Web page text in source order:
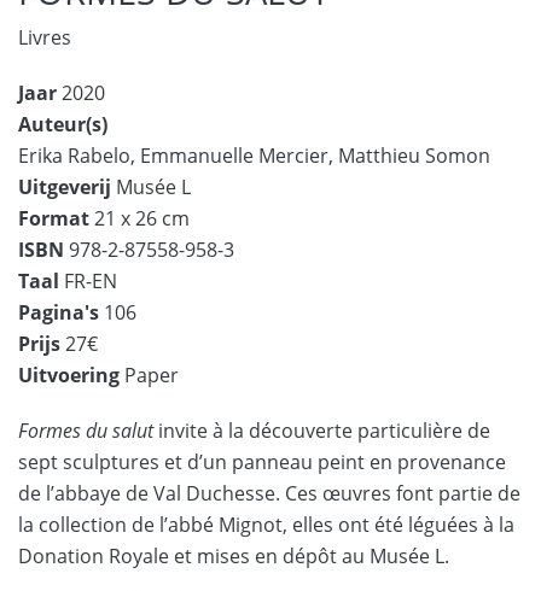
Livres
Jaar2020
Auteur(s)
Erika Rabelo, Emmanuelle Mercier, Matthieu Somon
Uitgeverij Musée L
Format21 x 26 cm
ISBN 978-2-87558-958-3
Taal FR-EN
Pagina's 106
Prijs27€
Uitvoering Paper
Formes du salutinvite à la découverte particulière de
sept sculptures et d’un panneau peint en provenance
de l’abbaye de Val Duchesse. Ces œuvres font partie de
la collection de l’abbé Mignot, elles ont été léguées à la
Donation Royale et mises en dépôt au Musée L.